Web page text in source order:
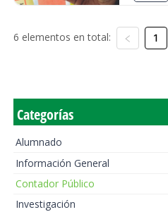
6 elementos en total: 1
Categorías
Alumnado
Información General
Contador Público
Investigación